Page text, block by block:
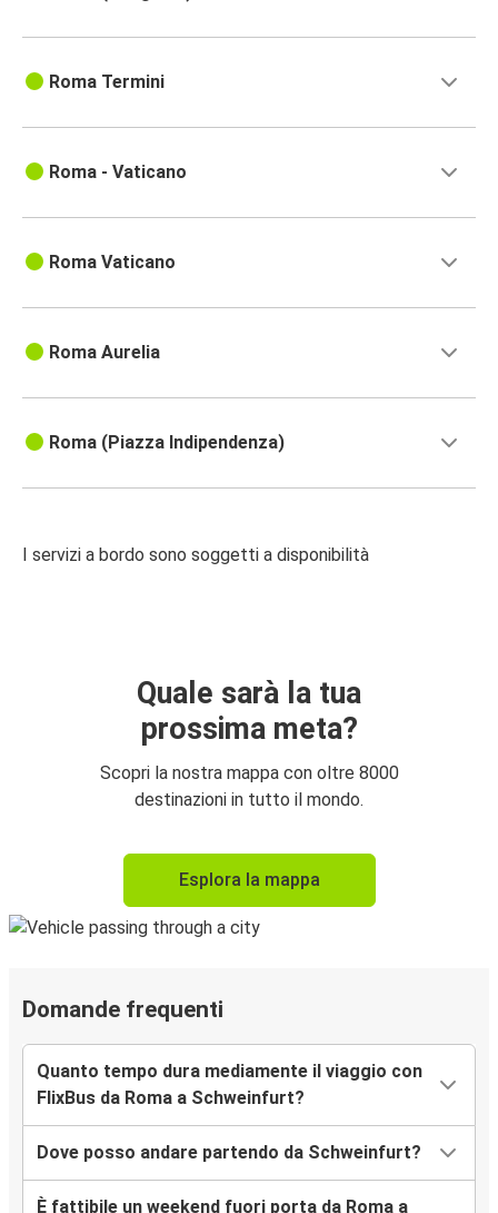
Roma Termini
Roma - Vaticano
Roma Vaticano
Roma Aurelia
Roma (Piazza Indipendenza)
I servizi a bordo sono soggetti a disponibilità
Quale sarà la tua
prossima meta?
Scopri la nostra mappa con oltre 8000
destinazioni in tutto il mondo.
Esplora la mappa
Domande frequenti
Quanto tempo dura mediamente il viaggio con
FlixBus da Roma a Schweinfurt?
Dove posso andare partendo da Schweinfurt?
È fattibile un weekend fuori porta da Roma a